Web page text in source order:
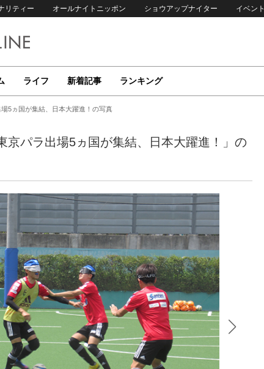
リティー オールナイトニッポン ショウアップナイター イベント
ライフ 新着記事 ランキング
5ヵ国が集結、日本大躍進！の写真
パラ出場5ヵ国が集結、日本大躍進！」の